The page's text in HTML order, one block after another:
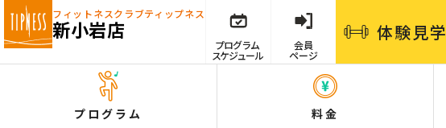
フィットネスクラブティップネス
新小岩店
プログラム
スケジュール
会員
ページ
体験 見学
プログラム 料金